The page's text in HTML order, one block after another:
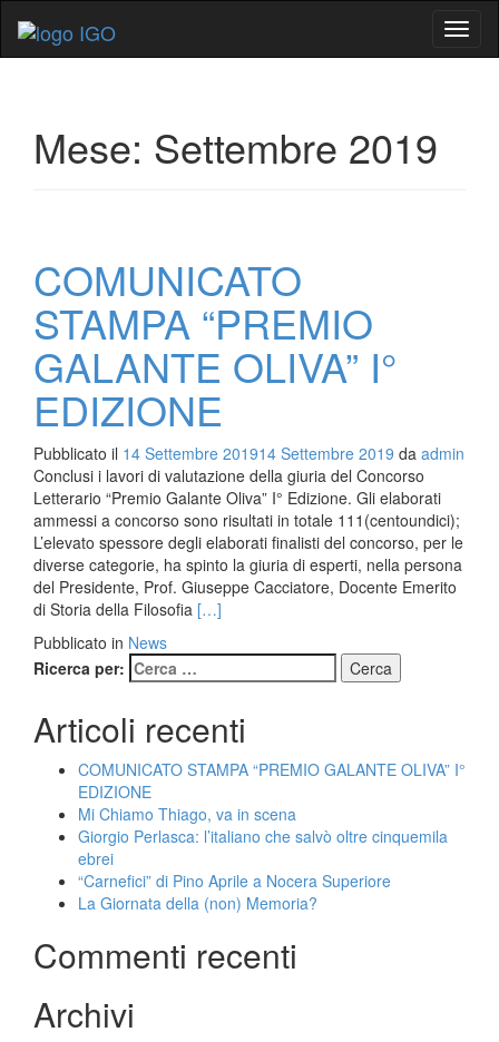
o
Mese: Settembre 2019
COMUNICATO
STAMPA “PREMIO
GALANTE OLIVA” I°
EDIZIONE
Pubblicato il 14 Settembre 201914 Settembre 2019 da admin
Conclusi i lavori di valutazione della giuria del Concorso
Letterario “Premio Galante Oliva” I° Edizione. Gli elaborati
ammessi a concorso sono risultati in totale 111(centoundici);
L’elevato spessore degli elaborati finalisti del concorso, per le
diverse categorie, ha spinto la giuria di esperti, nella persona
del Presidente, Prof. Giuseppe Cacciatore, Docente Emerito
di Storia della Filosofia Leggi
piùCOMUNICATO
STAMPA
GALANTE
OLIVA”
I°
[…]
Pubblicato in News
Ricerca per:
Articoli recenti
COMUNICATO STAMPA “PREMIO GALANTE OLIVA” I°
EDIZIONE
Mi Chiamo Thiago, va in scena
Giorgio Perlasca: l’italiano che salvò oltre cinquemila
ebrei
“Carnefici” di Pino Aprile a Nocera Superiore
La Giornata della (non) Memoria?
Commenti recenti
Archivi